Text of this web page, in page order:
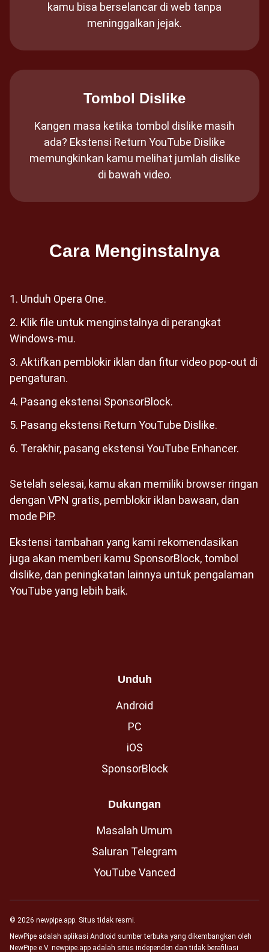
kamu bisa berselancar di web tanpa
meninggalkan jejak.
Tombol Dislike
Kangen masa ketika tombol dislike masih
ada? Ekstensi Return YouTube Dislike
memungkinkan kamu melihat jumlah dislike
di bawah video.
Cara Menginstalnya
Unduh Opera One.
Klik file untuk menginstalnya di perangkat
Windows-mu.
Aktifkan pemblokir iklan dan fitur video pop-out di
pengaturan.
Pasang ekstensi SponsorBlock.
Pasang ekstensi Return YouTube Dislike.
Terakhir, pasang ekstensi YouTube Enhancer.
Setelah selesai, kamu akan memiliki browser ringan
dengan VPN gratis, pemblokir iklan bawaan, dan
mode PiP.
Ekstensi tambahan yang kami rekomendasikan
juga akan memberi kamu SponsorBlock, tombol
dislike, dan peningkatan lainnya untuk pengalaman
YouTube yang lebih baik.
Unduh
Android
PC
iOS
SponsorBlock
Dukungan
Masalah Umum
Saluran Telegram
YouTube Vanced
© 2026 newpipe.app. Situs tidak resmi.
NewPipe adalah aplikasi Android sumber terbuka yang dikembangkan oleh
NewPipe e.V. newpipe.app adalah situs independen dan tidak berafiliasi